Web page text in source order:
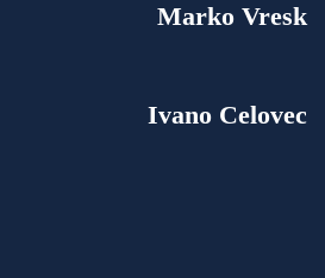
Marko Vresk
Ivano Celovec